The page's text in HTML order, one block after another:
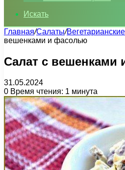
Искать
Главная/Салаты/
вешенками и фасолью
Салат с вешенками
31.05.2024
0 Время чтения: 1 минута